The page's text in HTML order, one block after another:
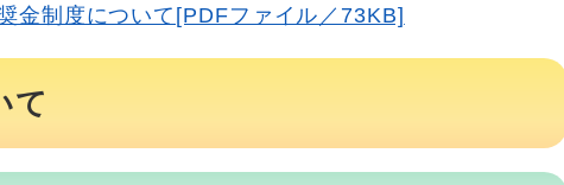
金制度について[PDFファイル／73KB]
て